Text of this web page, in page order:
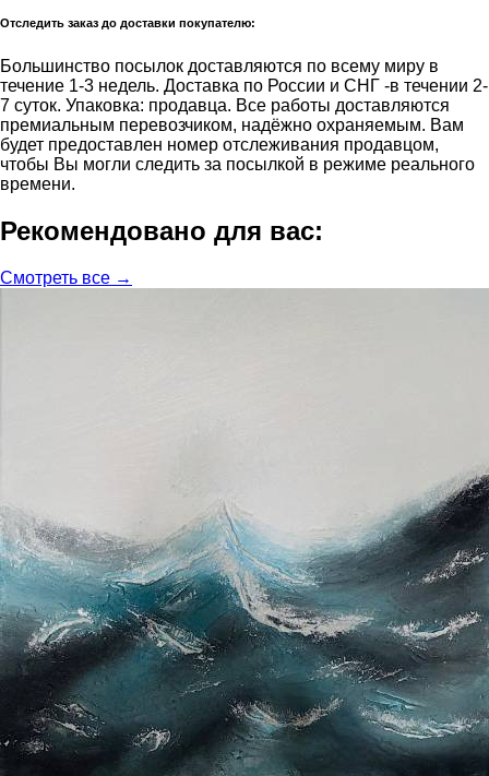
Отследить заказ до доставки покупателю:
Большинство посылок доставляются по всему миру в
течение 1-3 недель. Доставка по России и СНГ -в течении 2-
7 суток. Упаковка: продавца. Все работы доставляются
премиальным перевозчиком, надёжно охраняемым. Вам
будет предоставлен номер отслеживания продавцом,
чтобы Вы могли следить за посылкой в режиме реального
времени.
Рекомендовано для вас:
Смотреть все →